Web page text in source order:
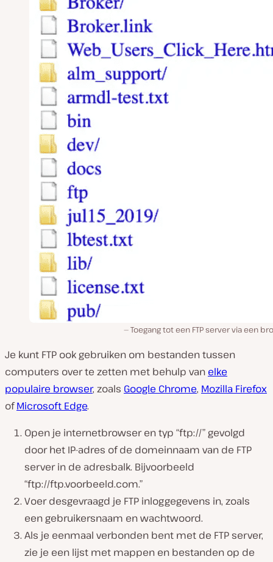
Toegang tot een FTP server via een
Je kunt FTP ook gebruiken om bestanden tussen
computers over te zetten met behulp van elke
populaire browser, zoals Google Chrome, Mozilla Firefox
ofMicrosoft Edge.
Open je internetbrowser en typ “ftp://” gevolgd
door het IP-adres of de domeinnaam van de FTP
server in de adresbalk. Bijvoorbeeld
“ftp://ftp.voorbeeld.com.”
Voer desgevraagd je FTP inloggegevens in, zoals
een gebruikersnaam en wachtwoord.
Als je eenmaal verbonden bent met de FTP server,
zie je een lijst met mappen en bestanden op de